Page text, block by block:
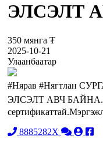
ЭЛСЭЛТ
350 мянга ₮
2025-10-21
Улаанбаатар
#Нярав #Нягтлан
ЭЛСЭЛТ АВЧ БАЙНА.
8885282X